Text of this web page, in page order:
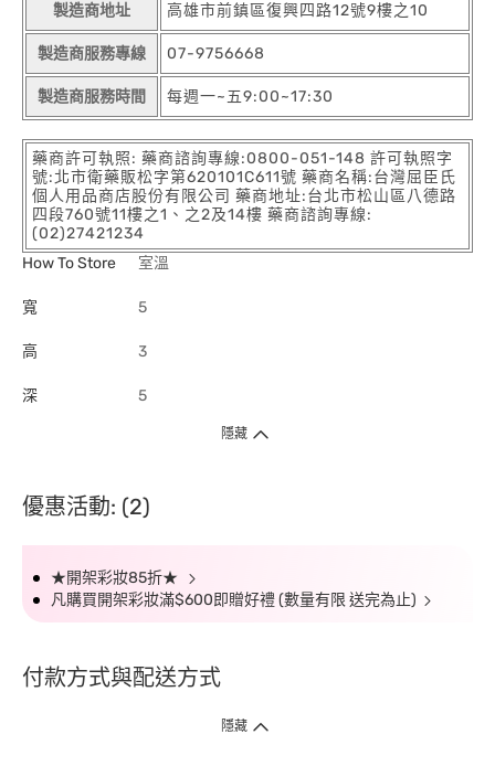
製造商地址 高雄市前鎮區復興四路12號9樓之10
製造商服務專線 07-9756668
製造商服務時間 每週一~五9:00~17:30
藥商許可執照: 藥商諮詢專線:0800-051-148 許可執照字
號:北市衛藥販松字第620101C611號 藥商名稱:台灣屈臣氏
個人用品商店股份有限公司 藥商地址:台北市松山區八德路
四段760號11樓之1、之2及14樓 藥商諮詢專線:
(02)27421234
How To Store
室溫
寬 5
高 3
深 5
隱藏
優惠活動: (2)
★開架彩妝85折★
凡購買開架彩妝滿$600即贈好禮 (數量有限 送完為止)
付款方式與配送方式
隱藏